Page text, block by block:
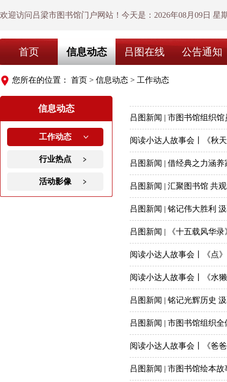
欢迎访问吕梁市图书馆门户网站！今天是： 2026年08月09日 星
首页 信息动态 吕图在线 公告通知
您所在的位置： 首页 > 信息动态 > 工作动态
信息动态
工作动态
行业热点
活动影像
吕图新闻 | 市图书馆组织
阅读小达人故事会丨《秋
吕图新闻 | 借经典之力涵
吕图新闻 | 汇聚图书馆 共
吕图新闻 | 铭记伟大胜利
吕图新闻 | 《十五载风华
阅读小达人故事会丨《点》
阅读小达人故事会丨《水
吕图新闻 | 铭记光辉历史
吕图新闻 | 市图书馆组织
阅读小达人故事会丨《爸
吕图新闻 | 市图书馆绘本